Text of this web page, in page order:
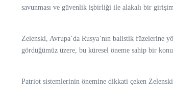
savunması ve güvenlik işbirliği ile alakalı bir
Zelenski, Avrupa’da Rusya’nın balistik füzelerine
gördüğümüz üzere, bu küresel öneme sahip bir
Patriot sistemlerinin önemine dikkati çeken